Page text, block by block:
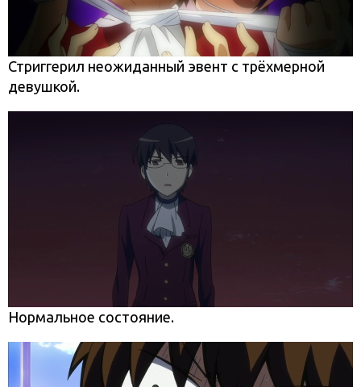
Стриггерил неожиданный эвент с трёхмерной
девушкой.
Нормальное состояние.